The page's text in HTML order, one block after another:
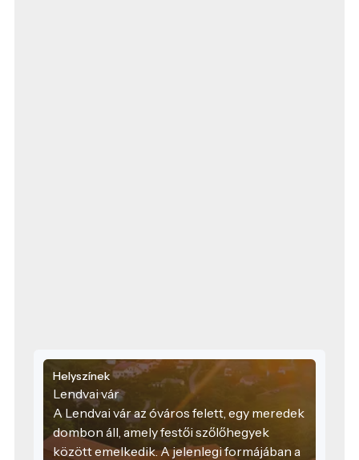
Helyszínek
Lendvai vár
A Lendvai vár az óváros felett, egy meredek
dombon áll, amely festői szőlőhegyek
között emelkedik. A jelenlegi formájában a